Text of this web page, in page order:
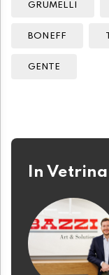
GRUMELLI
BONEFF
GENTE
In Vetrina